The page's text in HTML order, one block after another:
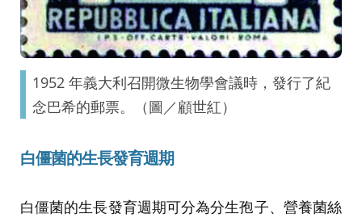
1952 年義大利召開微生物學會議時，發行了紀
念巴希的郵票。（圖／顧世紅）
白僵菌的生長發育週期
白僵菌的生長發育週期可分為分生孢子、營養菌絲